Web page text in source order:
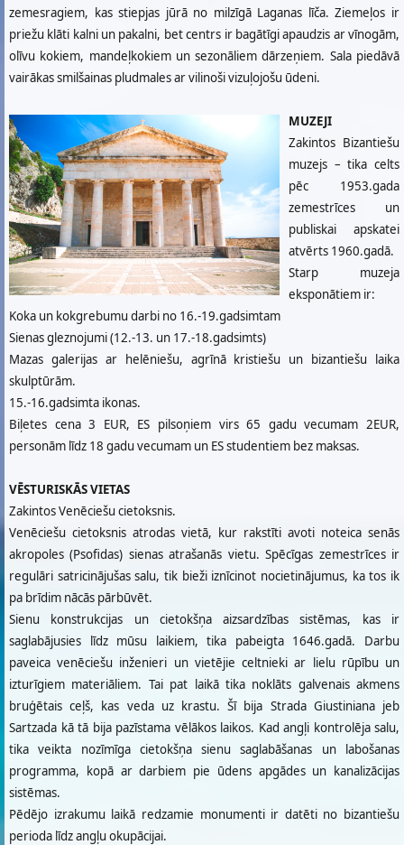
zemesragiem, kas stiepjas jūrā no milzīgā Laganas līča. Ziemeļos ir
priežu klāti kalni un pakalni, bet centrs ir bagātīgi apaudzis ar vīnogām,
olīvu kokiem, mandeļkokiem un sezonāliem dārzeņiem. Sala piedāvā
vairākas smilšainas pludmales ar vilinoši vizuļojošu ūdeni.
MUZEJI
Zakintos Bizantiešu
muzejs – tika celts
pēc 1953.gada
zemestrīces un
publiskai apskatei
atvērts 1960.gadā.
Starp muzeja
eksponātiem ir:
Koka un kokgrebumu darbi no 16.-19.gadsimtam
Sienas gleznojumi (12.-13. un 17.-18.gadsimts)
Mazas galerijas ar helēniešu, agrīnā kristiešu un bizantiešu laika
skulptūrām.
15.-16.gadsimta ikonas.
Biļetes cena 3 EUR, ES pilsoņiem virs 65 gadu vecumam 2EUR,
personām līdz 18 gadu vecumam un ES studentiem bez maksas.
VĒSTURISKĀS VIETAS
Zakintos Venēciešu cietoksnis.
Venēciešu cietoksnis atrodas vietā, kur rakstīti avoti noteica senās
akropoles (Psofidas) sienas atrašanās vietu. Spēcīgas zemestrīces ir
regulāri satricinājušas salu, tik bieži iznīcinot nocietinājumus, ka tos ik
pa brīdim nācās pārbūvēt.
Sienu konstrukcijas un cietokšņa aizsardzības sistēmas, kas ir
saglabājusies līdz mūsu laikiem, tika pabeigta 1646.gadā. Darbu
paveica venēciešu inženieri un vietējie celtnieki ar lielu rūpību un
izturīgiem materiāliem. Tai pat laikā tika noklāts galvenais akmens
bruģētais ceļš, kas veda uz krastu. Šī bija Strada Giustiniana jeb
Sartzada kā tā bija pazīstama vēlākos laikos. Kad angļi kontrolēja salu,
tika veikta nozīmīga cietokšņa sienu saglabāšanas un labošanas
programma, kopā ar darbiem pie ūdens apgādes un kanalizācijas
sistēmas.
Pēdējo izrakumu laikā redzamie monumenti ir datēti no bizantiešu
perioda līdz angļu okupācijai.